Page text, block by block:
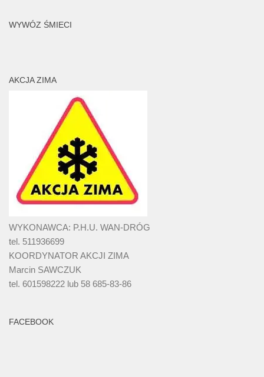
WYWÓZ ŚMIECI
AKCJA ZIMA
WYKONAWCA: P.H.U. WAN-DRÓG
tel. 511936699
KOORDYNATOR AKCJI ZIMA
Marcin SAWCZUK
tel. 601598222 lub 58 685-83-86
FACEBOOK